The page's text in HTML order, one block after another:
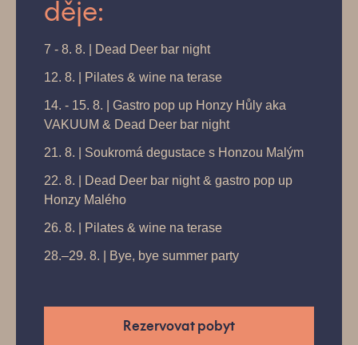
VZDÁLENOST
5 km chůze / 16-25 km na kole
TRVÁNÍ
2-3 hodiny (tam i zpět)
lehká (pěšky), střední (na kole)
děje:
7 - 8. 8. | Dead Deer bar night
12. 8. | Pilates & wine na terase
14. - 15. 8. | Gastro pop up Honzy Hůly aka
VAKUUM & Dead Deer bar night
21. 8. | Soukromá degustace s Honzou Malým
22. 8. | Dead Deer bar night & gastro pop up
Honzy Malého
26. 8. | Pilates & wine na terase
28.–29. 8. | Bye, bye summer party
Rezervovat pobyt